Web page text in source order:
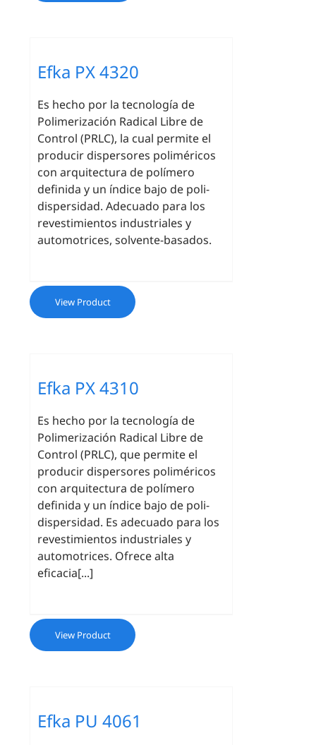
Efka PX 4320
Es hecho por la tecnología de
Polimerización Radical Libre de
Control (PRLC), la cual permite el
producir dispersores poliméricos
con arquitectura de polímero
definida y un índice bajo de poli-
dispersidad. Adecuado para los
revestimientos industriales y
automotrices, solvente-basados.
View Product
Efka PX 4310
Es hecho por la tecnología de
Polimerización Radical Libre de
Control (PRLC), que permite el
producir dispersores poliméricos
con arquitectura de polímero
definida y un índice bajo de poli-
dispersidad. Es adecuado para los
revestimientos industriales y
automotrices. Ofrece alta
eficacia[...]
View Product
Efka PU 4061